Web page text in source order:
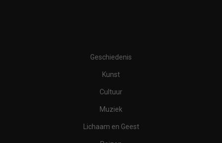
Geschiedenis
Kunst
Cultuur
Muziek
Lichaam en Geest